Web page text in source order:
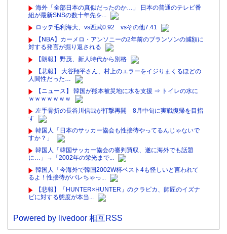
海外「全部日本の真似だったのか…」 日本の普通のテレビ番
組が最新SNSの数十年先を...
ロッテ毛利海大、vs西武0.92 vsその他7.41
【NBA】カーメロ・アンソニーの2年前のブランソンの減額に
対する発言が掘り返される
【朗報】野茂、新人時代から別格
【悲報】 大谷翔平さん、村上のエラーをイジりまくるほどの
人間性だった…
【ニュース】 韓国が熊本被災地に水を支援 ⇒ トイレの水に
ｗｗｗｗｗｗｗ
左手骨折の長谷川信哉が打撃再開 8月中旬に実戦復帰を目指
す
韓国人「日本のサッカー協会も性接待やってるんじゃないで
すか？」
韓国人「韓国サッカー協会の審判買収、遂に海外でも話題
に…」→「2002年の栄光まで...
韓国人「今海外で韓国2002W杯ベスト4も怪しいと言われて
るよ！性接待がバレちゃっ...
【悲報】「HUNTER×HUNTER」のクラピカ、師匠のイズナ
ビに対する態度が本当...
Powered by livedoor 相互RSS